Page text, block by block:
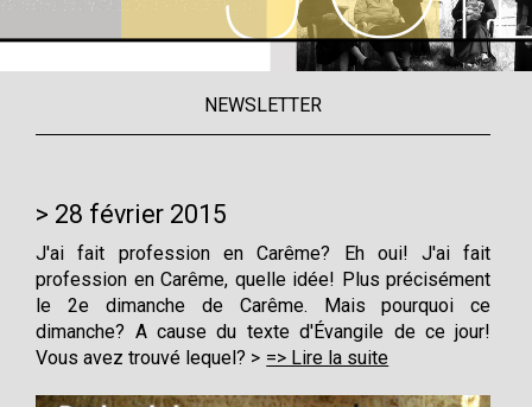
NEWSLETTER
28 février 2015
J'ai fait profession en Carême? Eh oui! J'ai fait
profession en Carême, quelle idée! Plus précisément
le 2e dimanche de Carême. Mais pourquoi ce
dimanche? A cause du texte d'Évangile de ce jour!
Vous avez trouvé lequel?
=> Lire la suite